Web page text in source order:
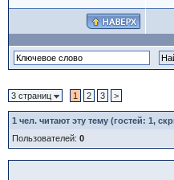
3 страниц 1 2 3 >
1 чел. читают эту тему (гостей: 1,
Пользователей: 0